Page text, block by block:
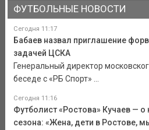
ФУТБОЛЬНЫЕ НОВОСТИ
Сегодня 11:17
Бабаев назвал приглашение
задачей ЦСКА
Генеральный директор
беседе с «РБ Спорт» ...
Сегодня 11:16
Футболист «Ростова» Кучаев — о
сезона: «Жена, дети в Ростове,